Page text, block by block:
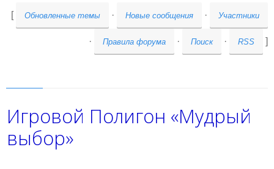
[ Обновленные темы · Новые сообщения · Участники
· Правила форума · Поиск · RSS ]
Игровой Полигон «Мудрый
выбор»